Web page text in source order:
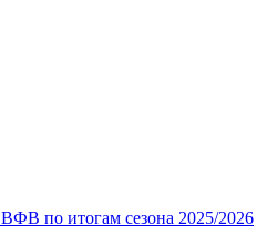
по итогам сезона 2025/2026